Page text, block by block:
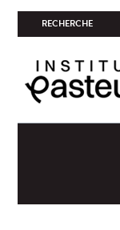
RECHERCHE